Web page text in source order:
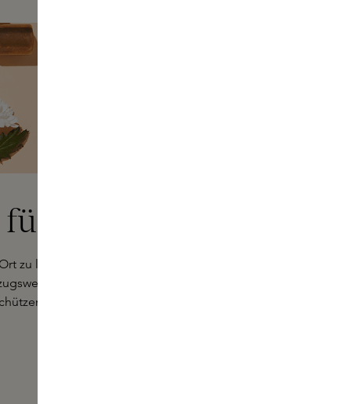
Parfums
zu lagern. Vermeiden Sie direkte Sonneneinstrahlung,
in der Originalverpackung auf, da diese speziell